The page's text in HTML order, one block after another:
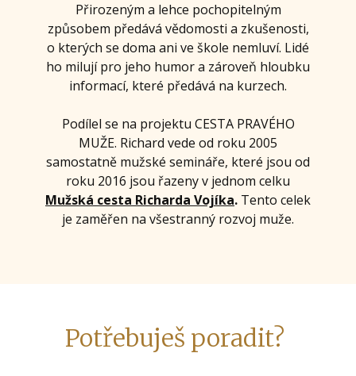
Přirozeným a lehce pochopitelným
způsobem předává vědomosti a zkušenosti,
o kterých se doma ani ve škole nemluví. Lidé
ho milují pro jeho humor a zároveň hloubku
informací, které předává na kurzech.
Podílel se na projektu CESTA PRAVÉHO
MUŽE. Richard vede od roku 2005
samostatně mužské semináře, které jsou od
roku 2016 jsou řazeny v jednom celku
Mužská cesta Richarda Vojíka. Tento celek
je zaměřen na všestranný rozvoj muže.
Potřebuješ poradit?